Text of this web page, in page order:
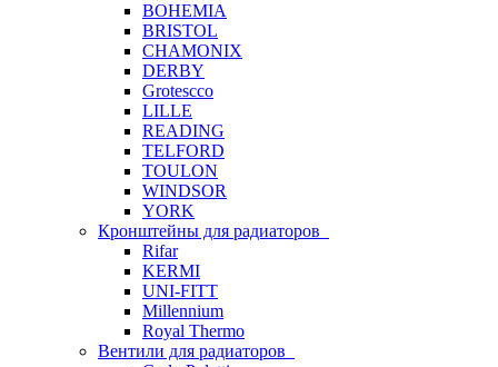
BOHEMIA
BRISTOL
CHAMONIX
DERBY
Grotescco
LILLE
READING
TELFORD
TOULON
WINDSOR
YORK
Кронштейны для радиаторов
Rifar
KERMI
UNI-FITT
Millennium
Royal Thermo
Вентили для радиаторов